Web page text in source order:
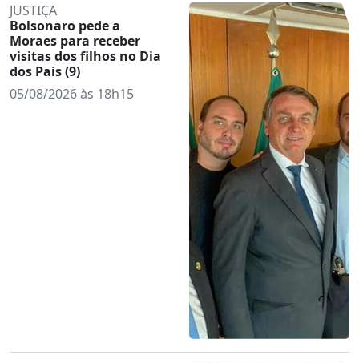
JUSTIÇA
Bolsonaro pede a
Moraes para receber
visitas dos filhos no Dia
dos Pais (9)
05/08/2026 às 18h15